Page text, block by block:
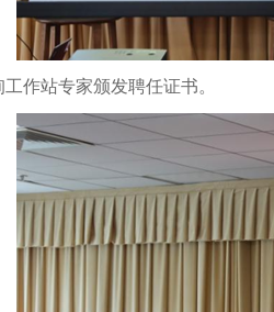
作站专家颁发聘任证书。